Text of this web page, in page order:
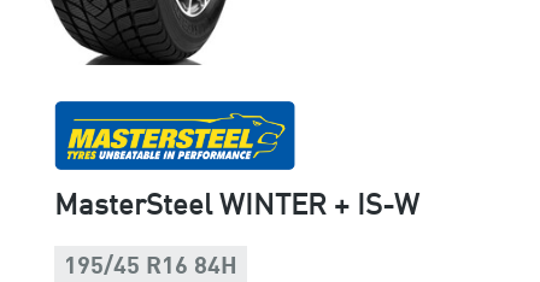
MasterSteel WINTER + IS-W
195/45 R16 84H